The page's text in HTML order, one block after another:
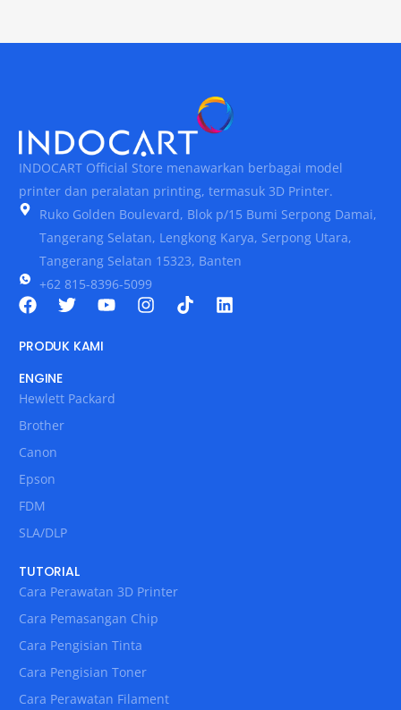
INDOCART Official Store menawarkan berbagai model
printer dan peralatan printing, termasuk 3D Printer.
Ruko Golden Boulevard, Blok p/15 Bumi Serpong Damai,
Tangerang Selatan, Lengkong Karya, Serpong Utara,
Tangerang Selatan 15323, Banten
+62 815-8396-5099
PRODUK KAMI
ENGINE
Hewlett Packard
Brother
Canon
Epson
FDM
SLA/DLP
TUTORIAL
Cara Perawatan 3D Printer
Cara Pemasangan Chip
Cara Pengisian Tinta
Cara Pengisian Toner
Cara Perawatan Filament